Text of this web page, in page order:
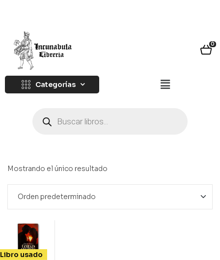
0
Categorías
Mostrando el único resultado
Libro usado